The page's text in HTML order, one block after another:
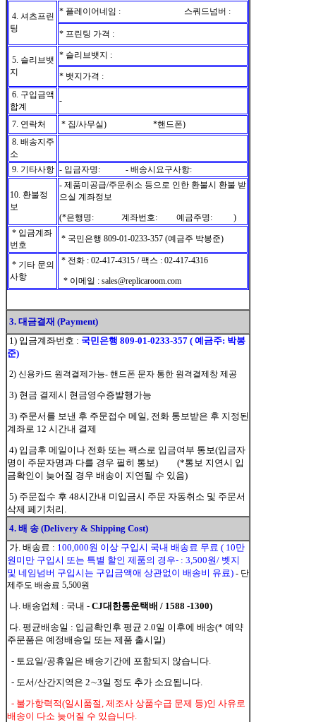
4. 셔츠프린
팅
* 플레이어네임 : 스쿼드넘버 :
* 프린팅 가격 :
5. 슬리브뱃
지
* 슬리브뱃지 :
* 뱃지가격 :
6. 구입금액
합계
-
7. 연락처
* 집/사무실) *핸드폰)
8. 배송지주
소
9. 기타사항 - 입금자명: - 배송시요구사항:
10. 환불정
보
- 제품미공급/주문취소 등으로 인한 환불시 환불 받
으실 계좌정보
(*은행명: 계좌번호: 예금주명: )
* 입금계좌
번호
* 국민은행 809-01-0233-357 (예금주 박봉준)
* 기타 문의
사항
* 전화 : 02-417-4315 / 팩스 : 02-417-4316
* 이메일 : sales@replicaroom.com
3. 대금결재 (Payment)
1) 입금계좌번호 : 국민은행 809-01-0233-357 ( 예금주: 박봉
준)
2) 신용카드 원격결제가능- 핸드폰 문자 통한 원격결제창 제공
3) 현금 결제시 현금영수증발행가능
3) 주문서를 보낸 후 주문접수 메일, 전화 통보받은 후 지정된
계좌로 12 시간내 결제
4) 입금후 메일이나 전화 또는 팩스로 입금여부 통보(입금자
명이 주문자명과 다를 경우 필히 통보) (*통보 지연시 입
금확인이 늦어질 경우 배송이 지연될 수 있음)
5) 주문접수 후 48시간내 미입금시 주문 자동취소 및 주문서
삭제 페기처리.
4. 배 송 (Delivery & Shipping Cost)
가. 배송료 : 100,000원 이상 구입시 국내 배송료 무료 ( 10만
원미만 구입시 또는 특별 할인 제품의 경우- : 3,500원/ 벳지
및 네임넘버 구입시는 구입금액애 상관없이 배송비 유료) - 단
제주도 배송료 5,500원
나. 배송업체 : 국내 - CJ대한통운택배 / 1588 -1300)
다. 평균배송일 : 입금확인후 평균 2.0일 이후에 배송(* 예약
주문품은 예정배송일 또는 제품 출시일)
- 토요일/공휴일은 배송기간에 포함되지 않습니다.
- 도서/산간지역은 2∼3일 정도 추가 소요됩니다.
- 불가항력적(일시품절, 제조사 상품수급 문제 등)인 사유로
배송이 다소 늦어질 수 있습니다.